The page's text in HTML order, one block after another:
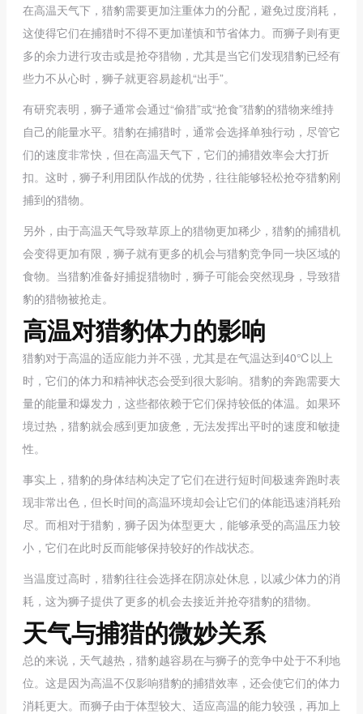
在高温天气下，猎豹需要更加注重体力的分配，避免过度消耗，
这使得它们在捕猎时不得不更加谨慎和节省体力。而狮子则有更
多的余力进行攻击或是抢夺猎物，尤其是当它们发现猎豹已经有
些力不从心时，狮子就更容易趁机“出手”。
有研究表明，狮子通常会通过“偷猎”或“抢食”猎豹的猎物来维持
自己的能量水平。猎豹在捕猎时，通常会选择单独行动，尽管它
们的速度非常快，但在高温天气下，它们的捕猎效率会大打折
扣。这时，狮子利用团队作战的优势，往往能够轻松抢夺猎豹刚
捕到的猎物。
另外，由于高温天气导致草原上的猎物更加稀少，猎豹的捕猎机
会变得更加有限，狮子就有更多的机会与猎豹竞争同一块区域的
食物。当猎豹准备好捕捉猎物时，狮子可能会突然现身，导致猎
豹的猎物被抢走。
高温对猎豹体力的影响
猎豹对于高温的适应能力并不强，尤其是在气温达到40℃以上
时，它们的体力和精神状态会受到很大影响。猎豹的奔跑需要大
量的能量和爆发力，这些都依赖于它们保持较低的体温。如果环
境过热，猎豹就会感到更加疲惫，无法发挥出平时的速度和敏捷
性。
事实上，猎豹的身体结构决定了它们在进行短时间极速奔跑时表
现非常出色，但长时间的高温环境却会让它们的体能迅速消耗殆
尽。而相对于猎豹，狮子因为体型更大，能够承受的高温压力较
小，它们在此时反而能够保持较好的作战状态。
当温度过高时，猎豹往往会选择在阴凉处休息，以减少体力的消
耗，这为狮子提供了更多的机会去接近并抢夺猎豹的猎物。
天气与捕猎的微妙关系
总的来说，天气越热，猎豹越容易在与狮子的竞争中处于不利地
位。这是因为高温不仅影响猎豹的捕猎效率，还会使它们的体力
消耗更大。而狮子由于体型较大、适应高温的能力较强，再加上